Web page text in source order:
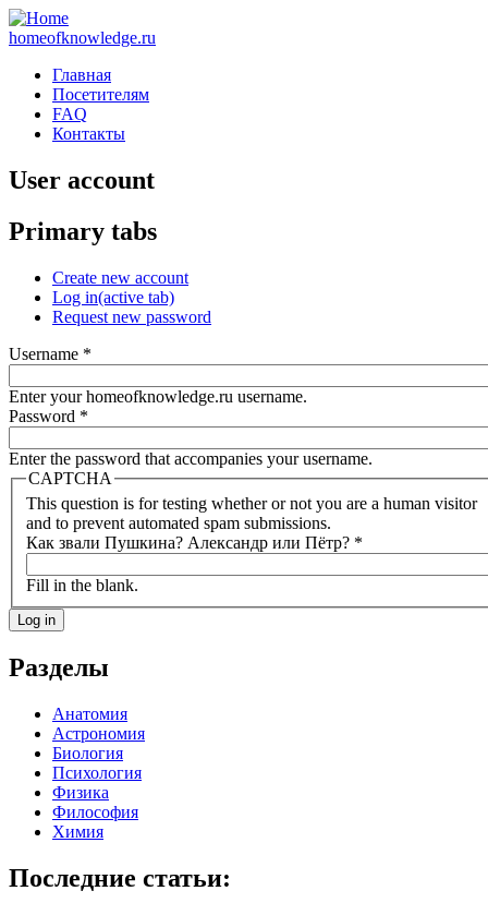
homeofknowledge.ru
Главная
Посетителям
FAQ
Контакты
User account
Primary tabs
Create new account
Log in(active tab)
Request new password
Username *
Enter your homeofknowledge.ru username.
Password *
Enter the password that accompanies your username.
CAPTCHA
This question is for testing whether or not you are a human visitor
and to prevent automated spam submissions.
Как звали Пушкина? Александр или Пётр? *
Fill in the blank.
Разделы
Анатомия
Астрономия
Биология
Психология
Физика
Философия
Химия
Последние статьи: